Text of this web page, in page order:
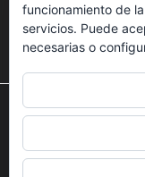
Copyright ©
Utilizamos cookies
nuestra web.
Puedes aprender
desactivarlas en los
funcionamiento de
servicios. Puede
necesarias o